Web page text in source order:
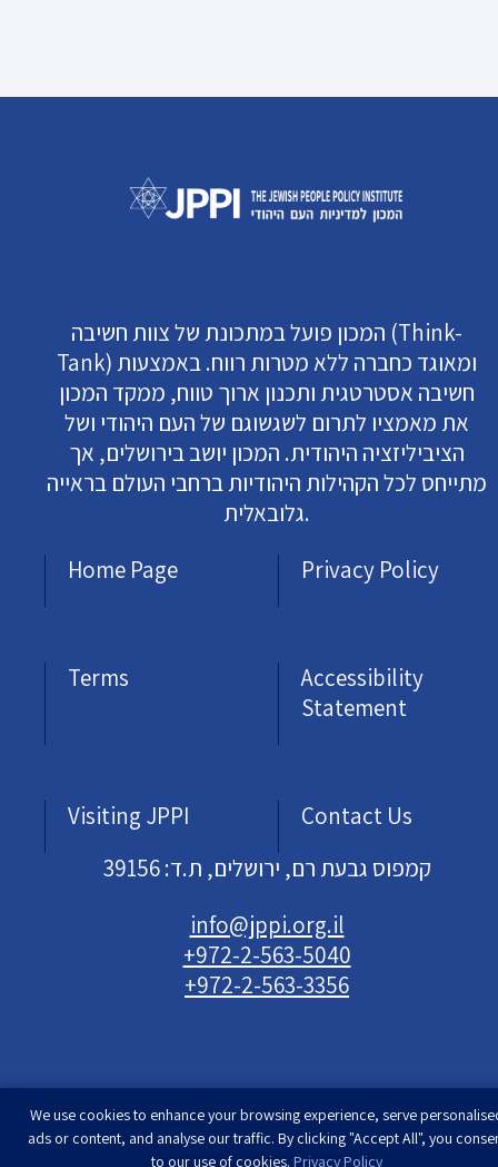
המכון פועל במתכונת של צוות חשיבה (Think-
Tank) ומאוגד כחברה ללא מטרות רווח. באמצעות
חשיבה אסטרטגית ותכנון ארוך טווח, ממקד המכון
את מאמציו לתרום לשגשוגם של העם היהודי ושל
הציביליזציה היהודית. המכון יושב בירושלים, אך
מתייחס לכל הקהילות היהודיות ברחבי העולם בראייה
גלובאלית.
Home Page
Privacy Policy
Terms
Accessibility
Statement
Visiting JPPI
Contact Us
קמפוס גבעת רם, ירושלים, ת.ד: 39156
info@jppi.org.il
+972-2-563-5040
+972-2-563-3356
Developed & designed byRimon Studio| The
We use cookies to enhance your browsing experience, serve
ads or content, and analyse our traffic. By clicking "Accept All", you
to our use of cookies. Privacy Policy